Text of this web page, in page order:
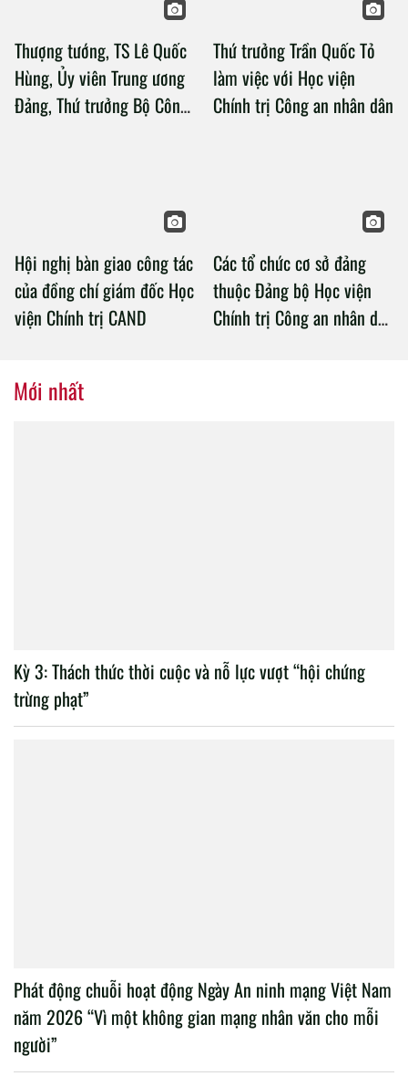
Thượng tướng, TS Lê Quốc
Hùng, Ủy viên Trung ương
Đảng, Thứ trưởng Bộ Công
Thứ trưởng Trần Quốc Tỏ
làm việc với Học viện
Chính trị Công an nhân dân
Hội nghị bàn giao công tác
của đồng chí giám đốc Học
viện Chính trị CAND
Các tổ chức cơ sở đảng
thuộc Đảng bộ Học viện
Chính trị Công an nhân dân
Mới nhất
Kỳ 3: Thách thức thời cuộc và nỗ lực vượt “hội chứng
trừng phạt”
Phát động chuỗi hoạt động Ngày An ninh mạng Việt Nam
năm 2026 “Vì một không gian mạng nhân văn cho mỗi
người”